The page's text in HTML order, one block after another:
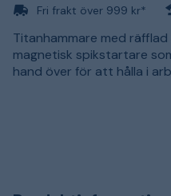
Fri frakt över 999 kr*
Titanhammare med
magnetisk spikstartare
hand över för att hålla i